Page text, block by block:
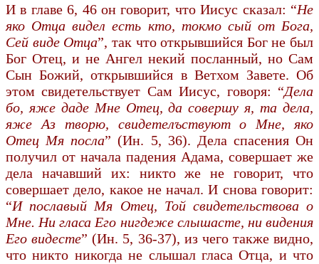
И в главе 6, 46 он говорит, что Иисус сказал: “Не
яко Отца видел есть кто, токмо сый от Бога,
Сей виде Отца”, так что открывшийся Бог не был
Бог Отец, и не Ангел некий посланный, но Сам
Сын Божий, открывшийся в Ветхом Завете. Об
этом свидетельствует Сам Иисус, говоря: “Дела
бо, яже даде Мне Отец, да совершу я, та дела,
яже Аз творю, свидетелъствуют о Мне, яко
Отец Мя посла” (Ин. 5, 36). Дела спасения Он
получил от начала падения Адама, совершает же
дела начавший их: никто же не говорит, что
совершает дело, какое не начал. И снова говорит:
“И пославый Мя Отец, Той свидетельствова о
Мне. Ни гласа Его нигдеже слышасте, ни видения
Его видесте” (Ин. 5, 36-37), из чего также видно,
что никто никогда не слышал гласа Отца, и что